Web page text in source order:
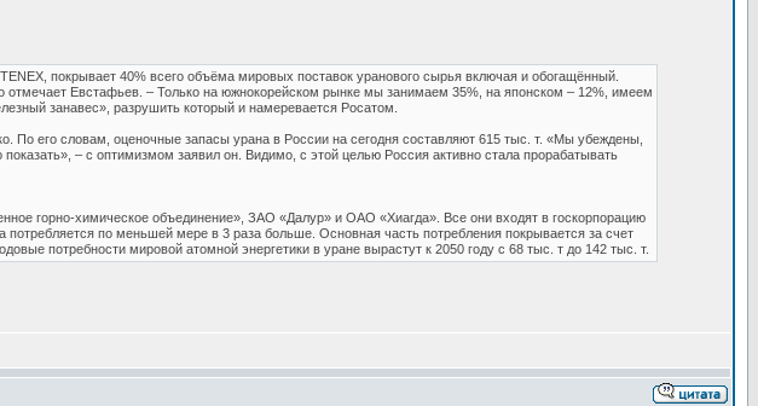
покрывает 40% всего объёма мировых поставок уранового сырья включая и обогащённый.
Евстафьев. – Только на южнокорейском рынке мы занимаем 35%, на японском – 12%, имеем
занавес», разрушить который и намеревается Росатом.
По его словам, оценочные запасы урана в России на сегодня составляют 615 тыс. т. «Мы убеждены,
– с оптимизмом заявил он. Видимо, с этой целью Россия активно стала прорабатывать
горно-химическое объединение», ЗАО «Далур» и ОАО «Хиагда». Все они входят в госкорпорацию
по меньшей мере в 3 раза больше. Основная часть потребления покрывается за счет
потребности мировой атомной энергетики в уране вырастут к 2050 году с 68 тыс. т до 142 тыс. т.